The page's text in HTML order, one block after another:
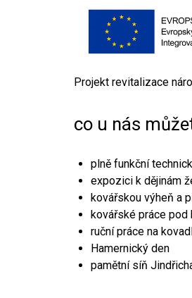
Projekt revitalizace
co u nás
plně funkční
expozici k dějinám
kovářskou výheň a
kovářské práce pod
ruční práce na
Hamernický den
pamětní síň